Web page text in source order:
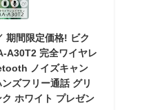
期間限定価格! ビク
A30T2 完全ワイヤレ
ノイズキャン
ズフリー通話 グリ
ホワイト プレゼン